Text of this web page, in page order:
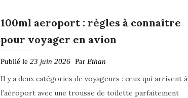
100ml aeroport : règles à connaître
pour voyager en avion
Publié le 23 juin 2026 Par Ethan
Il y a deux catégories de voyageurs : ceux qui arrivent à
l’aéroport avec une trousse de toilette parfaitement